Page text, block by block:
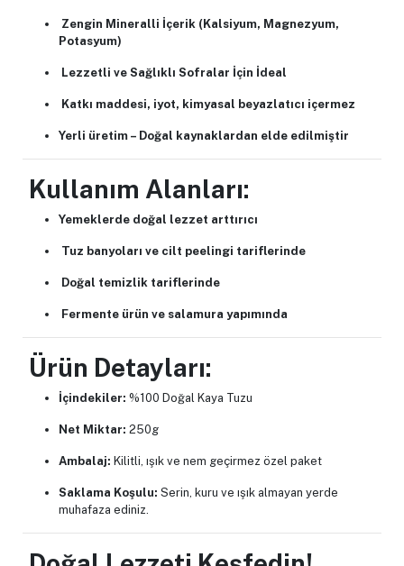
Zengin Mineralli İçerik (Kalsiyum, Magnezyum,
Potasyum)
Lezzetli ve Sağlıklı Sofralar İçin İdeal
Katkı maddesi, iyot, kimyasal beyazlatıcı içermez
Yerli üretim – Doğal kaynaklardan elde edilmiştir
Kullanım Alanları:
Yemeklerde doğal lezzet arttırıcı
Tuz banyoları ve cilt peelingi tariflerinde
Doğal temizlik tariflerinde
Fermente ürün ve salamura yapımında
Ürün Detayları:
İçindekiler: %100 Doğal Kaya Tuzu
Net Miktar: 250g
Ambalaj: Kilitli, ışık ve nem geçirmez özel paket
Saklama Koşulu: Serin, kuru ve ışık almayan yerde
muhafaza ediniz.